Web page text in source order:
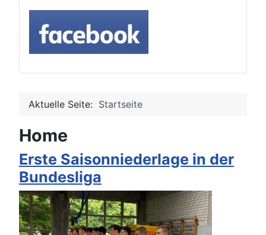
Aktuelle Seite: Startseite
Home
Erste Saisonniederlage in der
Bundesliga